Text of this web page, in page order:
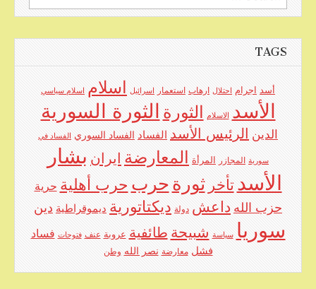
for:
TAGS
أسد اجرام احتلال ارهاب استعمار اسرائيل اسلام اسلام سياسي
الأسد الاسلام الثورة الثورة السورية
الدين الرئيس الأسد الفساد الفساد السوري الفساد في
سورية المجازر المرأة المعارضة ايران بشار
الأسد تأخر ثورة حرب حرب أهلية حرية
حزب الله داعش دولة ديكتاتورية ديموقراطية دين
سوريا سياسة شبيحة طائفية عروبة عنف فتوحات فساد
فشل معارضة نصر الله وطن